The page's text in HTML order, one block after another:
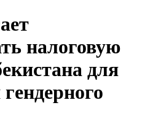
налоговую
для